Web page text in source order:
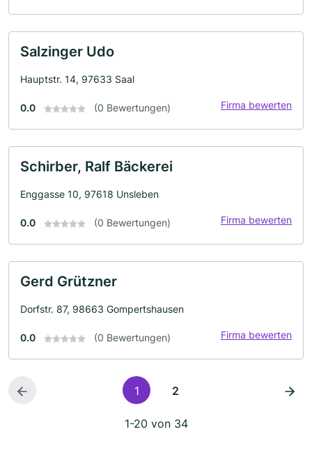
Salzinger Udo
Hauptstr. 14, 97633 Saal
0.0 (0 Bewertungen) Firma bewerten
Schirber, Ralf Bäckerei
Enggasse 10, 97618 Unsleben
0.0 (0 Bewertungen) Firma bewerten
Gerd Grützner
Dorfstr. 87, 98663 Gompertshausen
0.0 (0 Bewertungen) Firma bewerten
1 2
1-20 von 34